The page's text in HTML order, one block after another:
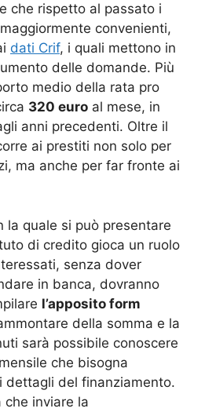
che rispetto al passato i
convenienti,
dati Crif, i quali mettono in
delle domande. Più
medio della rata pro
320 euro al mese, in
anni precedenti. Oltre il
ai prestiti non solo per
ma anche per far fronte ai
la quale si può presentare
di credito gioca un ruolo
senza dover
in banca, dovranno
l’apposito form
della somma e la
sarà possibile conoscere
che bisogna
dettagli del finanziamento.
che inviare la